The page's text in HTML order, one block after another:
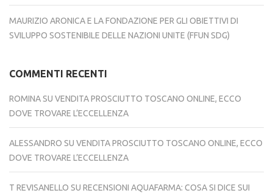
MAURIZIO ARONICA E LA FONDAZIONE PER GLI OBIETTIVI DI
SVILUPPO SOSTENIBILE DELLE NAZIONI UNITE (FFUN SDG)
COMMENTI RECENTI
ROMINA SU VENDITA PROSCIUTTO TOSCANO ONLINE, ECCO
DOVE TROVARE L’ECCELLENZA
ALESSANDRO SU VENDITA PROSCIUTTO TOSCANO ONLINE, ECCO
DOVE TROVARE L’ECCELLENZA
T REVISANELLO SU RECENSIONI AQUAFARMA: COSA SI DICE SUI